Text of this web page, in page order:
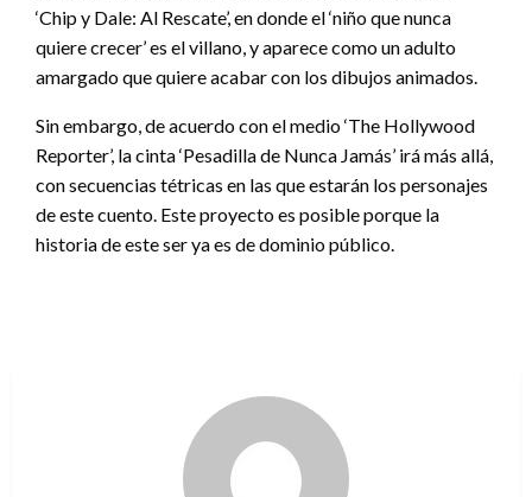
‘Chip y Dale: Al Rescate’, en donde el ‘niño que nunca
quiere crecer’ es el villano, y aparece como un adulto
amargado que quiere acabar con los dibujos animados.
Sin embargo, de acuerdo con el medio ‘The Hollywood
Reporter’, la cinta ‘Pesadilla de Nunca Jamás’ irá más allá,
con secuencias tétricas en las que estarán los personajes
de este cuento. Este proyecto es posible porque la
historia de este ser ya es de dominio público.